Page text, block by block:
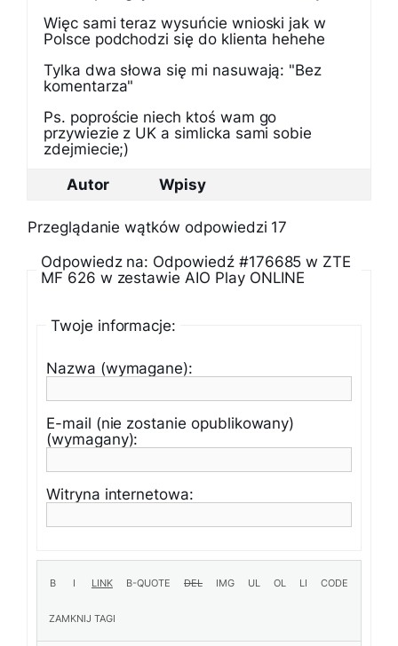
Więc sami teraz wysuńcie wnioski jak w
Polsce podchodzi się do klienta hehehe
Tylka dwa słowa się mi nasuwają: "Bez
komentarza"
Ps. poproście niech ktoś wam go
przywiezie z UK a simlicka sami sobie
zdejmiecie;)
Autor
Wpisy
Przeglądanie wątków odpowiedzi 17
Odpowiedz na: Odpowiedź #176685 w ZTE
MF 626 w zestawie AIO Play ONLINE
Twoje informacje:
Nazwa (wymagane):
E-mail (nie zostanie opublikowany)
(wymagany):
Witryna internetowa: